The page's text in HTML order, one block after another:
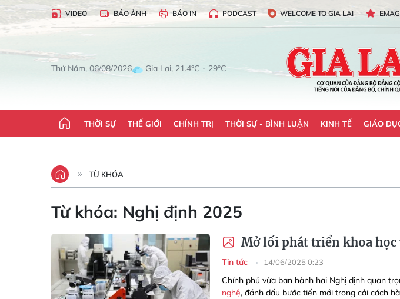
VIDEO BÁO ẢNH BÁO IN PODCAST WELCOME TO GIA LAI
Thứ Năm, 06/08/2026 Gia Lai, 21.4°C - 29°C
THỜI SỰ THẾ GIỚI CHÍNH TRỊ THỜI SỰ - BÌNH LUẬN KINH TẾ GIÁO
TỪ KHÓA
Từ khóa: Nghị định 2025
Mở lối phát triển khoa học
Tin tức 14/06/2025 0:23
Chính phủ vừa ban hành hai Nghị định quan
nghệ, đánh dấu bước tiến mới trong cải cách